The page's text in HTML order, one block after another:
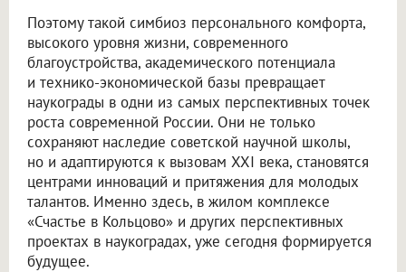
Поэтому такой симбиоз персонального комфорта,
высокого уровня жизни, современного
благоустройства, академического потенциала
и технико-экономической базы превращает
наукограды в одни из самых перспективных точек
роста современной России. Они не только
сохраняют наследие советской научной школы,
но и адаптируются к вызовам XXI века, становятся
центрами инноваций и притяжения для молодых
талантов. Именно здесь, в жилом комплексе
«Счастье в Кольцово» и других перспективных
проектах в наукоградах, уже сегодня формируется
будущее.